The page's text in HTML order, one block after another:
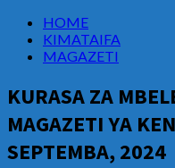
HOME
KIMATAIFA
MAGAZETI
KURASA ZA
MAGAZETI YA
SEPTEMBA, 2024